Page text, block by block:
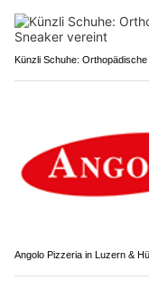
Künzli Schuhe:
Angolo Pizzeria in Luzern &